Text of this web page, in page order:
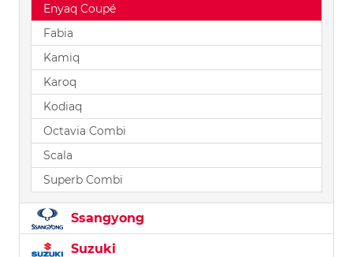
Enyaq Coupé
Fabia
Kamiq
Karoq
Kodiaq
Octavia Combi
Scala
Superb Combi
Ssangyong
Suzuki